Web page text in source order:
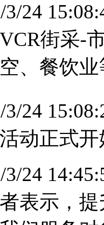
24
街采-
、餐饮
24
动正式开
24
表示，